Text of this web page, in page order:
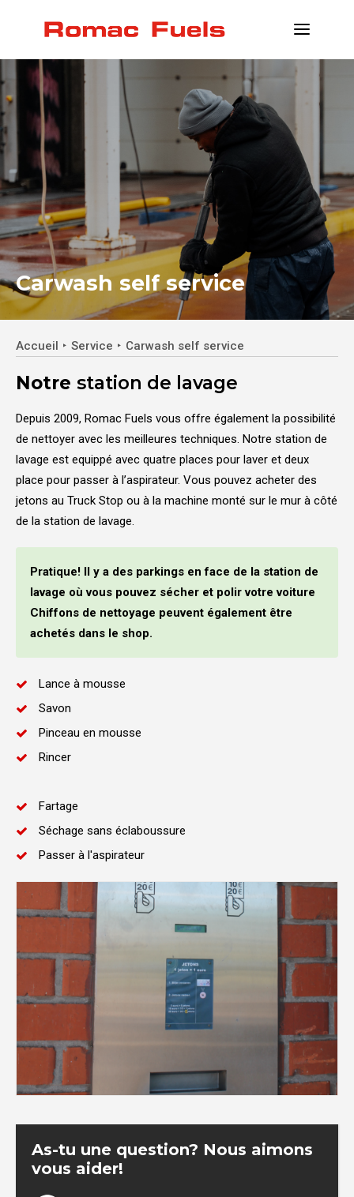
INFORMATIONS
EMPLACEMENTS
SERVICE
DEVENIR CLIENT
CONTACT
INFO@ROMACFUELS.COM
+32 58 33 51 12
MYFUELS
Carwash self service
Accueil Service Carwash self service
Notre station de lavage
Depuis 2009, Romac Fuels vous offre également la possibilité
de nettoyer avec les meilleures techniques. Notre station de
lavage est equippé avec quatre places pour laver et deux
place pour passer à l’aspirateur. Vous pouvez acheter des
jetons au Truck Stop ou à la machine monté sur le mur à côté
de la station de lavage.
Pratique! Il y a des parkings en face de la station de
lavage où vous pouvez sécher et polir votre voiture
Chiffons de nettoyage peuvent également être
achetés dans le shop.
Lance à mousse
Savon
Pinceau en mousse
Rincer
Fartage
Séchage sans éclaboussure
Passer à l'aspirateur
As-tu une question? Nous aimons
vous aider!